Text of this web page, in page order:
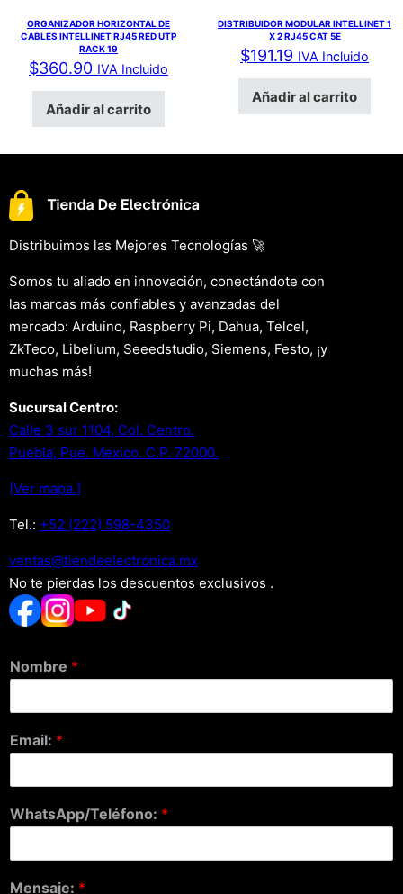
ORGANIZADOR HORIZONTAL DE
CABLES INTELLINET RJ45 RED UTP
RACK 19
$360.90 IVA Incluido
Añadir al carrito
DISTRIBUIDOR MODULAR INTELLINET 1
X 2 RJ45 CAT 5E
$191.19 IVA Incluido
Añadir al carrito
Distribuimos las Mejores Tecnologías 🚀
Somos tu aliado en innovación, conectándote con
las marcas más confiables y avanzadas del
mercado: Arduino, Raspberry Pi, Dahua, Telcel,
ZkTeco, Libelium, Seeedstudio, Siemens, Festo, ¡y
muchas más!
Sucursal Centro:
Calle 3 sur 1104, Col. Centro.
Puebla, Pue. Mexico. C.P. 72000.
[Ver mapa.]
Tel.: +52 (222) 598-4350
xm.acinortceleedneit@satnev
No te pierdas los descuentos exclusivos .
Nombre *
Email: *
WhatsApp/Teléfono: *
Mensaje: *